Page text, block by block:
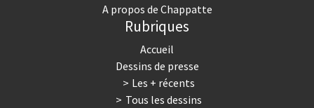
A propos de Chappatte
Rubriques
Accueil
Dessins de presse
Les + récents
Tous les dessins